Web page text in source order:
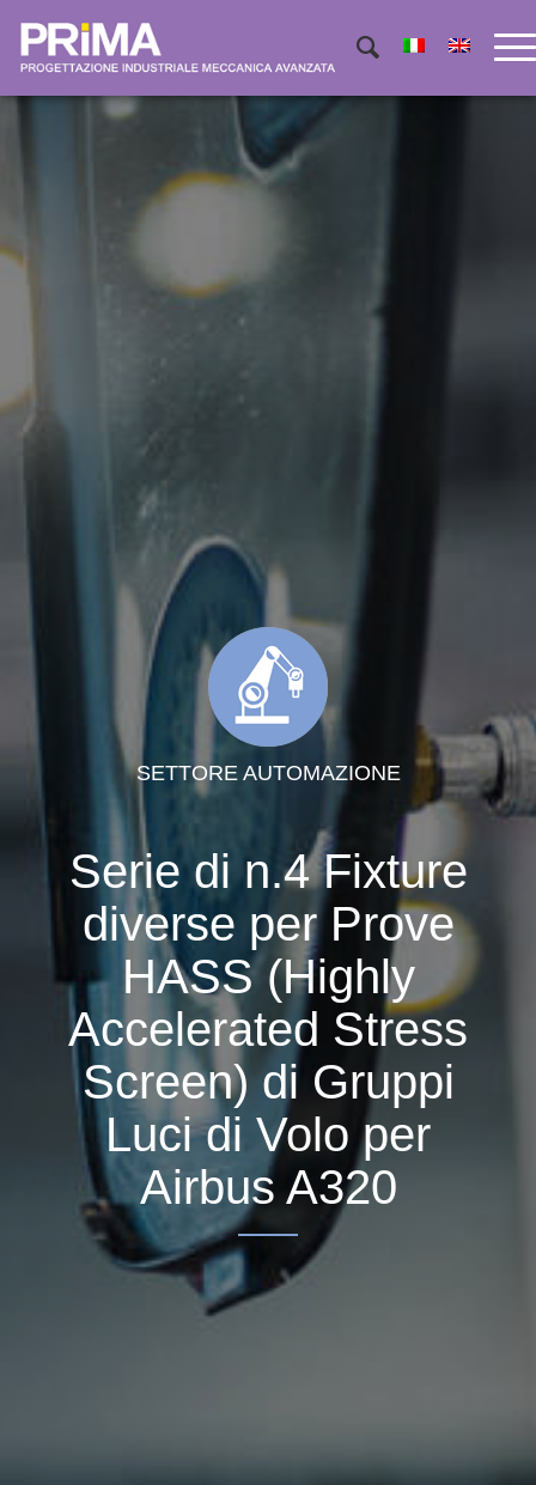
SETTORE AUTOMAZIONE
Serie di n.4 Fixture
diverse per Prove
HASS (Highly
Accelerated Stress
Screen) di Gruppi
Luci di Volo per
Airbus A320